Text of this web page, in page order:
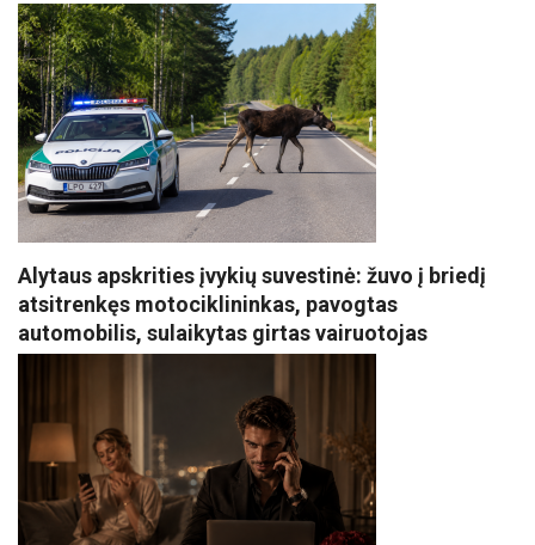
Alytaus apskrities įvykių suvestinė: žuvo į briedį
atsitrenkęs motociklininkas, pavogtas
automobilis, sulaikytas girtas vairuotojas